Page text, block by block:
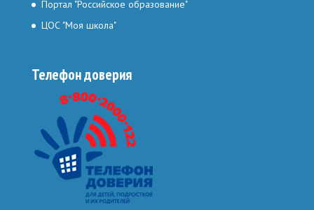
Портал "Российское образование"
ЦОС "Моя школа"
Телефон доверия